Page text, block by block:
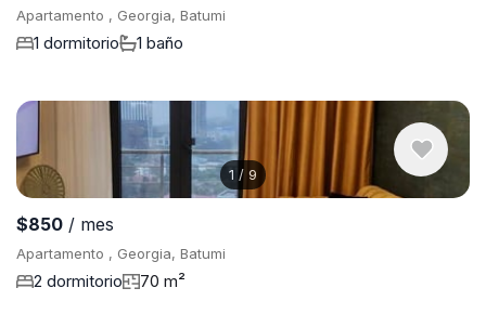
Apartamento , Georgia, Batumi
1 dormitorio 1 baño
1 / 9
$850 / mes
Apartamento , Georgia, Batumi
2 dormitorio 70 m²